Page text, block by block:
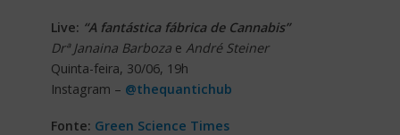
Live: “A fantástica fábrica de Cannabis”
Drª Janaina Barbozae André Steiner
Quinta-feira, 30/06, 19h
Instagram – @thequantichub
Fonte: Green Science Times